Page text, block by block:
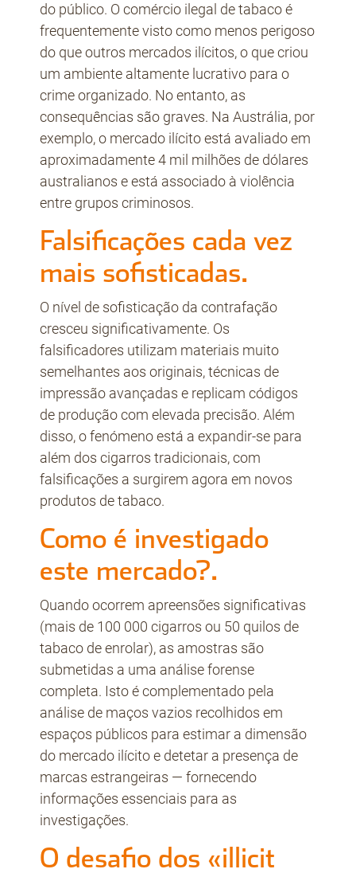
do público. O comércio ilegal de tabaco é
frequentemente visto como menos perigoso
do que outros mercados ilícitos, o que criou
um ambiente altamente lucrativo para o
crime organizado. No entanto, as
consequências são graves. Na Austrália, por
exemplo, o mercado ilícito está avaliado em
aproximadamente 4 mil milhões de dólares
australianos e está associado à violência
entre grupos criminosos.
Falsificações cada vez
mais sofisticadas.
O nível de sofisticação da contrafação
cresceu significativamente. Os
falsificadores utilizam materiais muito
semelhantes aos originais, técnicas de
impressão avançadas e replicam códigos
de produção com elevada precisão. Além
disso, o fenómeno está a expandir-se para
além dos cigarros tradicionais, com
falsificações a surgirem agora em novos
produtos de tabaco.
Como é investigado
este mercado?.
Quando ocorrem apreensões significativas
(mais de 100 000 cigarros ou 50 quilos de
tabaco de enrolar), as amostras são
submetidas a uma análise forense
completa. Isto é complementado pela
análise de maços vazios recolhidos em
espaços públicos para estimar a dimensão
do mercado ilícito e detetar a presença de
marcas estrangeiras — fornecendo
informações essenciais para as
investigações.
O desafio dos «illicit